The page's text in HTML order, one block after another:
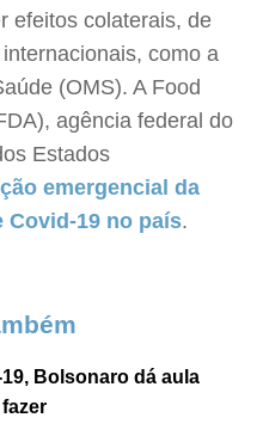
efeitos colaterais, de
como a
(OMS). A Food
agência federal do
Estados
emergencial da
19 no país.
Bolsonaro dá aula